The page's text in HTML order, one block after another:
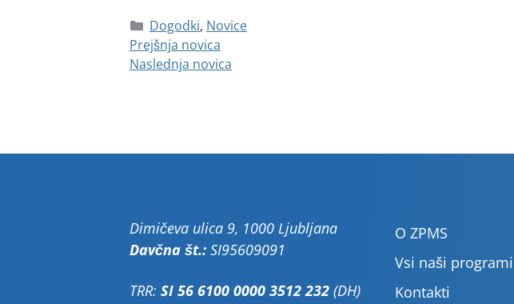
Dogodki, Novice
Prejšnja novica
Naslednja novica
Dimičeva ulica 9, 1000 Ljubljana
Davčna št.: SI95609091
TRR: SI 56 6100 0000 3512 232 (DH)
O ZPMS
Vsi naši programi
Kontakti